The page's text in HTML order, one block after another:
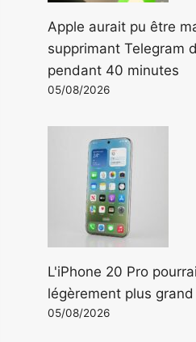
Apple aurait pu être
supprimant Telegram
pendant 40 minutes
05/08/2026
L'iPhone 20 Pro
légèrement plus
05/08/2026